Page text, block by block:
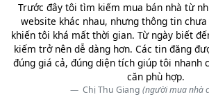
Trước đây tôi tìm kiếm mua bán nhà từ
website khác nhau, nhưng thông tin
khiến tôi khá mất thời gian. Từ ngày biết
kiếm trở nên dễ dàng hơn. Các tin đăng
đúng giá cả, đúng diện tích giúp tôi nhanh
căn phù hợp.
Chị Thu Giang (người mua nhà